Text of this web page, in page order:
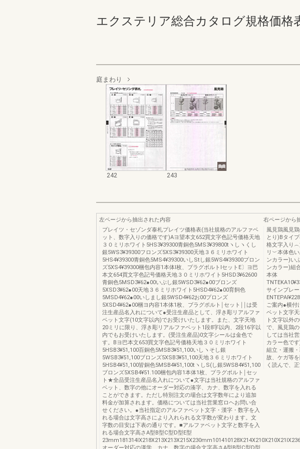
エクステリア総合カタログ規格価格
庭まわり
242 243
左ページから抽出された内容
プレイツ・セゾンダ泰札プレイツ価格表(当社規格のアルファベ
ット、数字入りの価格です)Aヨ望本文652買文字色記号価格天地
３０ミリホワイト5HS3¥39300青銅色5MS3¥39800tヽしヽくし
銀5WS3¥39300フロンズ5XS3¥39300天地３６ミリホワイト
5HS4¥39300青銅色5MS4¥39300いしStし銀5WS4¥39300プロン
ズ5XS4¥39300梱包内容1本体l枚、プラグボルトlセットE〕ヨ巴
本文654買文字色記号価格天地３０ミリホワイト5HSD3¥62600
青銅色5MSD3¥62●00いぶし銀5WSD3¥62●00ブロンズ
5XSD3¥62●00天地３６ミリホワイト5HSD4¥62●00育飼色
5MSD4¥62●00いしまし銀5WSD4¥62お00プロンズ
5XSD4¥62●00梱ヨ内容1本体1枚、ブラグポルト￨セット￨￨は受
注生産品名入れについて●受注生産品として、浮き彫リアルファ
ベット文字(10文字以内)でお受けいたします。また、文字天地
20ミリに限り、浮き彫リアルファベット1段8字以内、2段16字以
内でもお受けいたします。(受注生産品)0文字シールは金色で
す。Bヨ巴本文653買文字色記号価格天地３０ミリホワイト
5HSB3¥51,100百銅色5MSB3¥51,100いしヽそし銀
5WSB3¥51,100ブロンズ5XSB3¥51,100天地３６ミリホワイト
5HSB4¥51,100皆銅色5MSB4¥51,100tヽしS(し銀5WSB4¥51,100
ブロンズ5XSB4¥51.100梱包内容1本体1枚、プラグポルト￨セッ
ト★全品受注生産品名入れについて●文字は当社規格のアルファ
ベット、数字の他にオーダー対応の湊字、カナ、数字を入れる
ことができます。ただし特別注文の場合は文字数年により追加
料金が加算されます。価格については当社営業窓ロヘお問い合
せください。●当社指定のアルファベット文字・漢字・数字を入
れる場合は文字高さにより入れられる文字数が変わります。文
字数の目安は下表の通りです。■アルファベット文字と数字を入
れる場合文字高さA型B型C型D型E型
右ページから
風見鶏風見
とり)Bタイ
格文字入り
リ︶本体色
ンカラー)い
ンカラー)組
本体
サインブレ
ご案内●横付
ベット文字
ト文字以外
で、風見鶏
しては当社
カラー色で
組立・運搬
故、ケガ等
く読んで、